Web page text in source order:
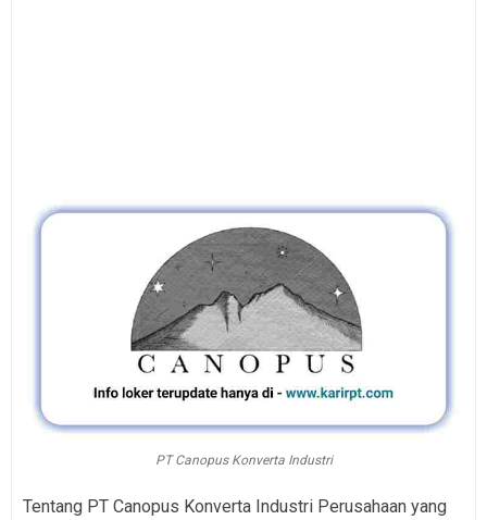
PT Canopus Konverta Industri
Tentang PT Canopus Konverta Industri Perusahaan yang